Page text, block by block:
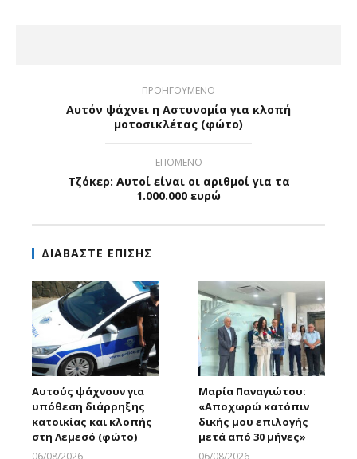
ΠΡΟΗΓΟΥΜΕΝΟ
Αυτόν ψάχνει η Αστυνομία για κλοπή
μοτοσικλέτας (φώτο)
ΕΠΟΜΕΝΟ
Τζόκερ: Αυτοί είναι οι αριθμοί για τα
1.000.000 ευρώ
ΔΙΑΒΑΣΤΕ ΕΠΙΣΗΣ
Αυτούς ψάχνουν για
υπόθεση διάρρηξης
κατοικίας και κλοπής
στη Λεμεσό (φώτο)
06/08/2026
Μαρία Παναγιώτου:
«Αποχωρώ κατόπιν
δικής μου επιλογής
μετά από 30 μήνες»
06/08/2026